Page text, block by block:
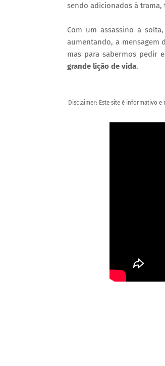
sendo adicionados à trama,
Com um assassino a
aumentando, a mensagem
mas para sabermos pedir
grande lição de vida.
Disclaimer: Este site é informativo